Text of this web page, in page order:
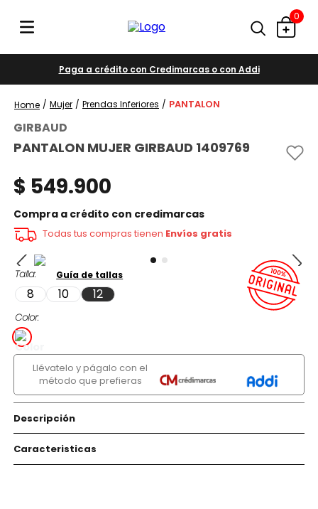
0
Paga a crédito con Credimarcas o con Addi
Mujer Prendas Inferiores PANTALON
GIRBAUD
PANTALON MUJER GIRBAUD 1409769
$ 549.900
Compra a crédito con credimarcas
Todas tus compras tienen Envíos gratis
Talla
8 10 12
Color
Guía de tallas
Llévatelo y págalo con el
método que prefieras
Descripción
Caracteristicas